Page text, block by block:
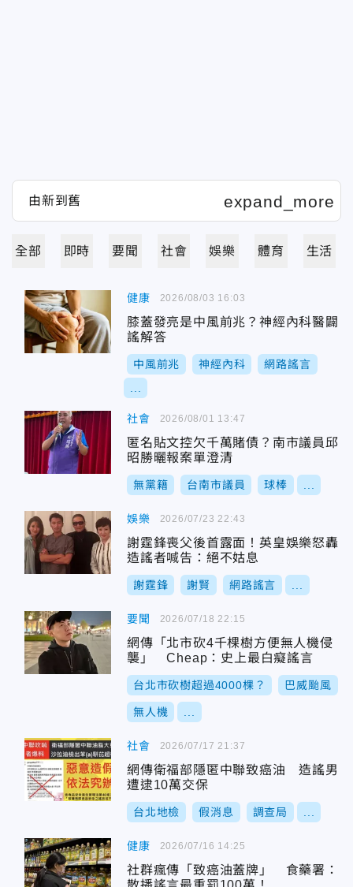
全部 即時 要聞 社會 娛樂 體育 生活
健康
膝蓋發亮是中風前兆？神經內科醫闢
謠解答
中風前兆 神經內科 網路謠言
2026/08/03 16:03
社會
匿名貼文控欠千萬賭債？南市議員邱
昭勝曬報案單澄清
無黨籍 台南市議員 球棒
2026/08/01 13:47
娛樂
謝霆鋒喪父後首露面！英皇娛樂怒轟
造謠者喊告：絕不姑息
謝霆鋒 謝賢 網路謠言
2026/07/23 22:43
要聞
網傳「北市砍4千棵樹方便無人機侵
襲」 Cheap：史上最白癡謠言
台北市砍樹超過4000棵？ 巴威颱風
無人機
2026/07/18 22:15
社會
網傳衛福部隱匿中聯致癌油 造謠男
遭逮10萬交保
台北地檢 假消息 調查局
2026/07/17 21:37
健康
社群瘋傳「致癌油蓋牌」 食藥署：
2026/07/16 14:25